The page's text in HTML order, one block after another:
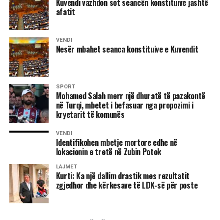
brenda në shtëpi, vlerësoi dr. Gjergji.
8 gusht 1995
Dhuna e përditshme në Kosovë
Hani i Elezit: –Më 4 gusht, në orët e pasditës, policia
serbe thirri për herë të tretë, Hakik Qajanin me pretekst të
armës.
Njoftohet se në polici gati për çdo ditë thirret edhe babai i
tij, Mejdiu.
Po këtë ditë, me të njëjtin pretekst, në pyetje u mor edhe
Ramadan Thaçi.
Kuvendi vazhdon sot seancën konstituive jashtë
afatit
VENDI
Nesër mbahet seanca konstituive e Kuvendit
SPORT
Mohamed Salah merr një dhuratë të pazakontë
në Turqi, mbetet i befasuar nga propozimi i
kryetarit të komunës
VENDI
Identifikohen mbetje mortore edhe në
lokacionin e tretë në Zubin Potok
LAJMET
Kurti: Ka një dallim drastik mes rezultatit
zgjedhor dhe kërkesave të LDK-së për poste